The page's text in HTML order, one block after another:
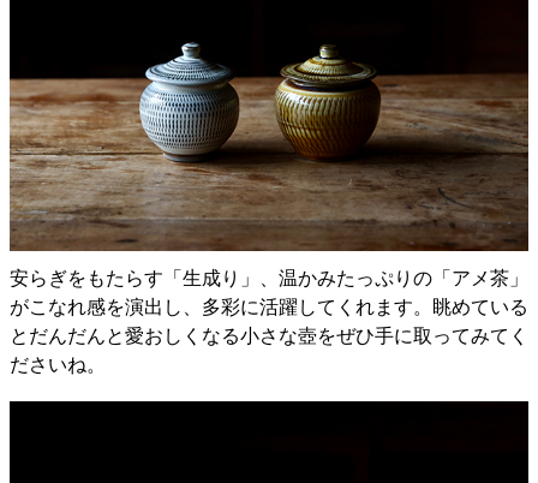
安らぎをもたらす「生成り」、温かみたっぷりの「アメ茶」
がこなれ感を演出し、多彩に活躍してくれます。眺めている
とだんだんと愛おしくなる小さな壺をぜひ手に取ってみてく
ださいね。